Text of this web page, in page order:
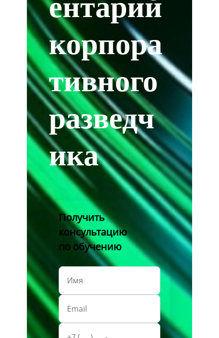
ентарий
корпора
тивного
разведч
ика
Получить
консультацию
по обучению